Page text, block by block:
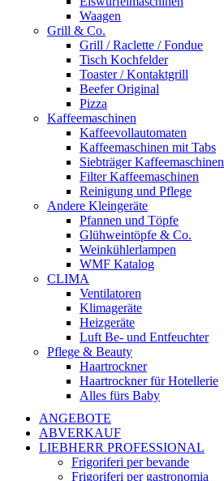
Waagen
Grill & Co.
Grill / Raclette / Fondue
Tisch Kochfelder
Toaster / Kontaktgrill
Beefer Original
Pizza
Kaffeemaschinen
Kaffeevollautomaten
Kaffeemaschinen mit Tabs
Siebträger Kaffeemaschinen
Filter Kaffeemaschinen
Reinigung und Pflege
Andere Kleingeräte
Pfannen und Töpfe
Glühweintöpfe & Co.
Weinkühlerlampen
WMF Katalog
CLIMA
Ventilatoren
Klimageräte
Heizgeräte
Luft Be- und Entfeuchter
Pflege & Beauty
Haartrockner
Haartrockner für Hotellerie
Alles fürs Baby
ANGEBOTE
ABVERKAUF
LIEBHERR PROFESSIONAL
Frigoriferi per bevande
Frigoriferi per gastronomia